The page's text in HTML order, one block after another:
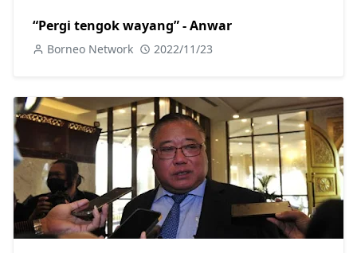
“Pergi tengok wayang” - Anwar
Borneo Network 2022/11/23